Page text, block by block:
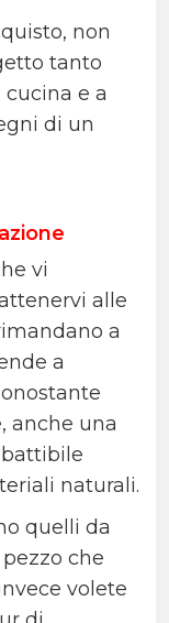
non
tanto
e a
di un
vi
alle
a
a
anche una
naturali.
quelli da
che
volete